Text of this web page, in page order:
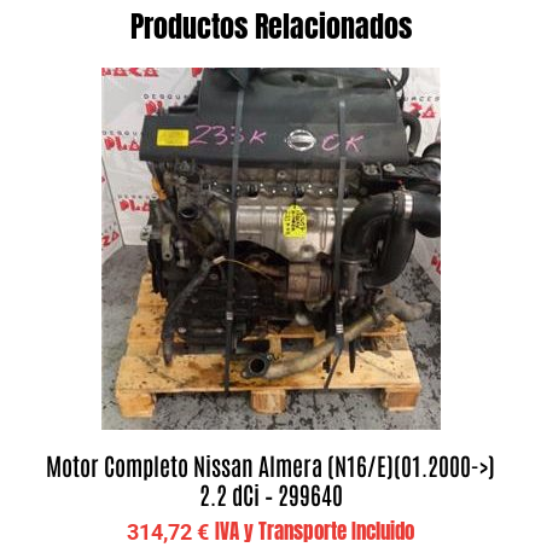
Productos Relacionados
Motor Completo Nissan Almera (N16/E)(01.2000->)
2.2 dCi – 299640
314,72€ IVA y Transporte Incluido